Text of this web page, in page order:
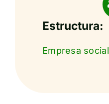
Estructura:
Empresa social